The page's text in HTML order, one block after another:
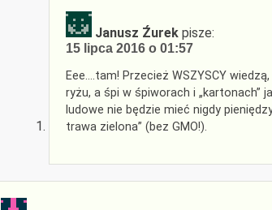
Janusz Źurek pisze:
15 lipca 2016 o 01:57
Eee….tam! Przecież WSZYSCY
ryżu, a śpi w śpiworach i „kartonach”
ludowe nie będzie mieć nigdy
trawa zielona” (bez GMO!).